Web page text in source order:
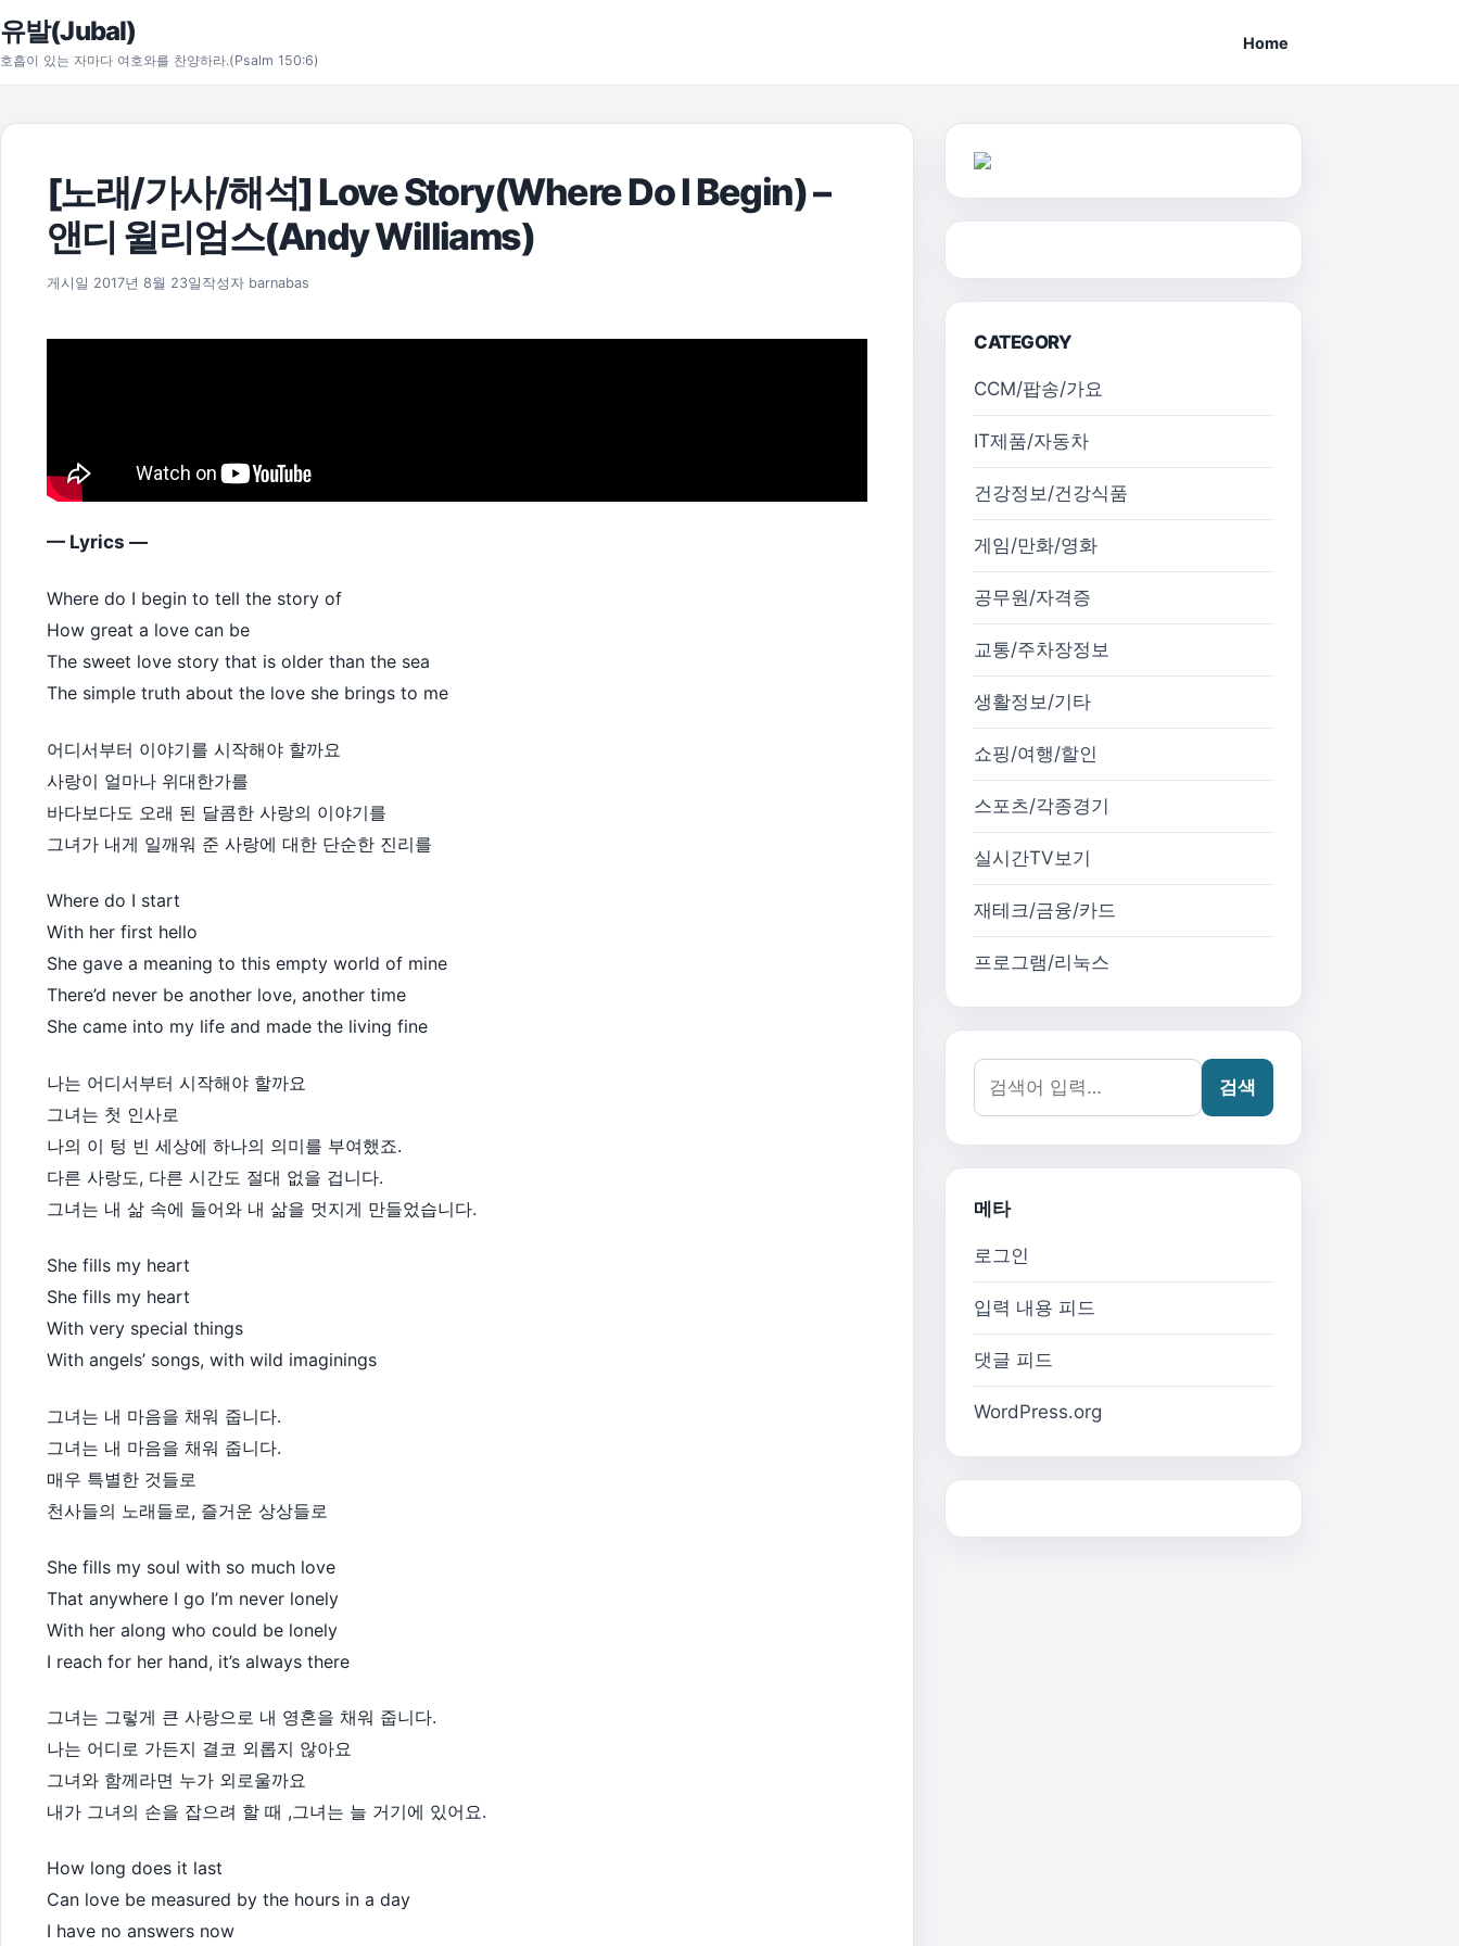
본문으로 건너뛰기
유발(Jubal)
호흡이 있는 자마다 여호와를 찬양하라.(Psalm 150:6)
Home
[노래/가사/해석] Love Story(Where Do I Begin) –
앤디 윌리엄스(Andy Williams)
게시일 2017년 8월 23일 2021년 7월 14일
작성자 barnabas
— Lyrics —
Where do I begin to tell the story of
How great a love can be
The sweet love story that is older than the sea
The simple truth about the love she brings to me
어디서부터 이야기를 시작해야 할까요
사랑이 얼마나 위대한가를
바다보다도 오래 된 달콤한 사랑의 이야기를
그녀가 내게 일깨워 준 사랑에 대한 단순한 진리를
Where do I start
With her first hello
She gave a meaning to this empty world of mine
There’d never be another love, another time
She came into my life and made the living fine
나는 어디서부터 시작해야 할까요
그녀는 첫 인사로
나의 이 텅 빈 세상에 하나의 의미를 부여했죠.
다른 사랑도, 다른 시간도 절대 없을 겁니다.
그녀는 내 삶 속에 들어와 내 삶을 멋지게 만들었습니다.
She fills my heart
She fills my heart
With very special things
With angels’ songs, with wild imaginings
그녀는 내 마음을 채워 줍니다.
그녀는 내 마음을 채워 줍니다.
매우 특별한 것들로
천사들의 노래들로, 즐거운 상상들로
She fills my soul with so much love
That anywhere I go I’m never lonely
With her along who could be lonely
I reach for her hand, it’s always there
그녀는 그렇게 큰 사랑으로 내 영혼을 채워 줍니다.
나는 어디로 가든지 결코 외롭지 않아요
그녀와 함께라면 누가 외로울까요
내가 그녀의 손을 잡으려 할 때 ,그녀는 늘 거기에 있어요.
How long does it last
Can love be measured by the hours in a day
I have no answers now
CATEGORY
CCM/팝송/가요
IT제품/자동차
건강정보/건강식품
게임/만화/영화
공무원/자격증
교통/주차장정보
생활정보/기타
쇼핑/여행/할인
스포츠/각종경기
실시간TV보기
재테크/금융/카드
프로그램/리눅스
검색어:
검색
메타
로그인
입력 내용 피드
댓글 피드
WordPress.org